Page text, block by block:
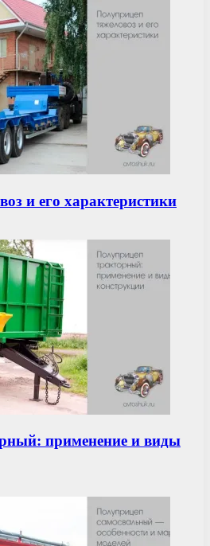
и его характеристики
применение и виды